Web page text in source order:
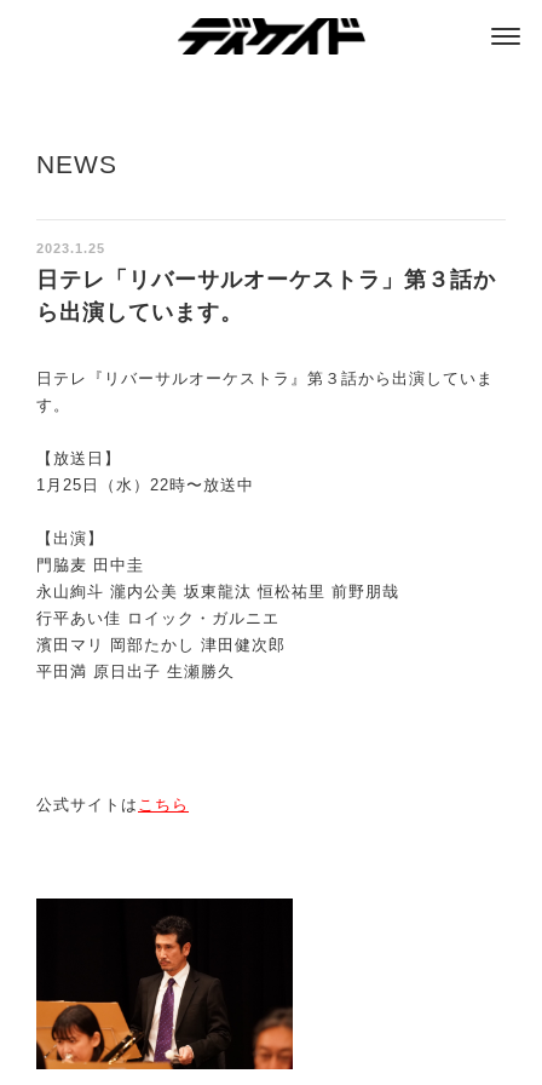
NEWS
2023.1.25
日テレ「リバーサルオーケストラ」第３話か
ら出演しています。
日テレ『リバーサルオーケストラ』第３話から出演していま
す。
【放送日】
1月25日（水）22時〜放送中
【出演】
門脇麦 田中圭
永山絢斗 瀧内公美 坂東龍汰 恒松祐里 前野朋哉
行平あい佳 ロイック・ガルニエ
濱田マリ 岡部たかし 津田健次郎
平田満 原日出子 生瀬勝久
公式サイトは こちら